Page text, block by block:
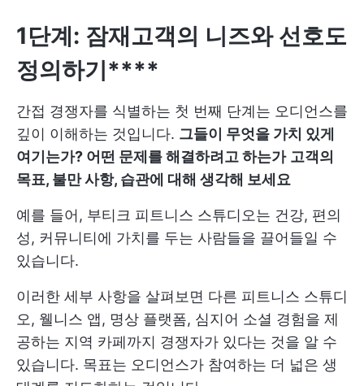
1단계: 잠재고객의 니즈와 선호도
정의하기****
간접 경쟁자를 식별하는 첫 번째 단계는 오디언스를
깊이 이해하는 것입니다. 그들이 무엇을 가치 있게
여기는가? 어떤 문제를 해결하려고 하는가 고객의
목표, 불만 사항, 습관에 대해 생각해 보세요
예를 들어, 부티크 피트니스 스튜디오는 건강, 편의
성, 커뮤니티에 가치를 두는 사람들을 끌어들일 수
있습니다.
이러한 세부 사항을 살펴보면 다른 피트니스 스튜디
오, 웰니스 앱, 명상 플랫폼, 심지어 소셜 경험을 제
공하는 지역 카페까지 경쟁자가 있다는 것을 알 수
있습니다. 목표는 오디언스가 참여하는 더 넓은 생